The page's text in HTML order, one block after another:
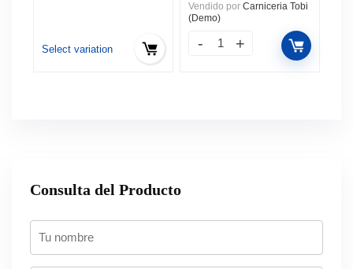
Select variation
Vendido por Carniceria Tobi
(Demo)
Consulta del Producto